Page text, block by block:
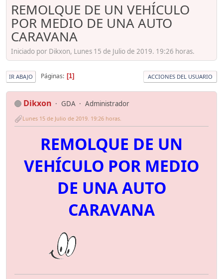
REMOLQUE DE UN VEHÍCULO
POR MEDIO DE UNA AUTO
CARAVANA
Iniciado por Dikxon, Lunes 15 de Julio de 2019. 19:26 horas.
IR ABAJO Páginas 1 ACCIONES DEL USUARIO
Dikxon GDA Administrador
Lunes 15 de Julio de 2019. 19:26 horas.
REMOLQUE DE UN
VEHÍCULO POR MEDIO
DE UNA AUTO
CARAVANA